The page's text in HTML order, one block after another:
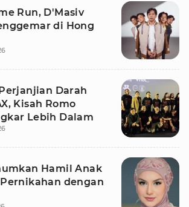
Run, D'Masiv
di Hong
Darah
Kisah Romo
Lebih Dalam
Hamil Anak
dengan